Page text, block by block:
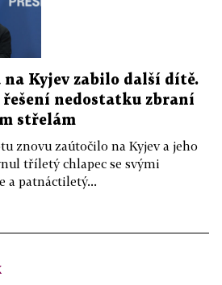
na Kyjev zabilo další dítě.
nedostatku zbraní
střelám
znovu zaútočilo na Kyjev a jeho
tříletý chlapec se svými
a patnáctiletý...